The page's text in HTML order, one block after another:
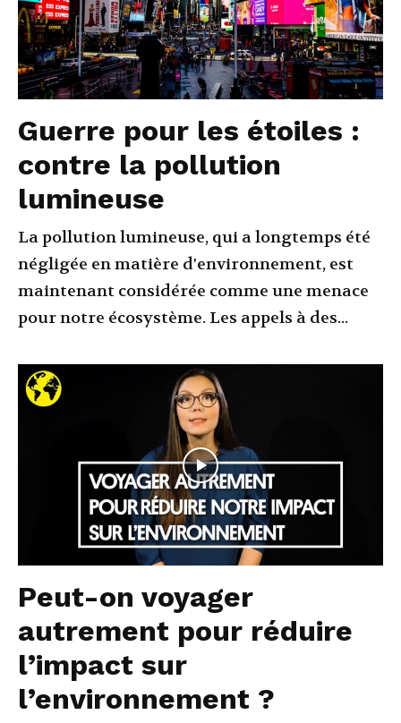
Guerre pour les étoiles :
contre la pollution
lumineuse
La pollution lumineuse, qui a longtemps été
négligée en matière d'environnement, est
maintenant considérée comme une menace
pour notre écosystème. Les appels à des...
Peut-on voyager
autrement pour réduire
l’impact sur
l’environnement ?